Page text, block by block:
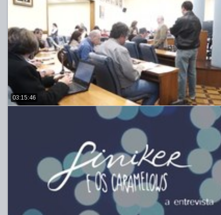
03:15:46